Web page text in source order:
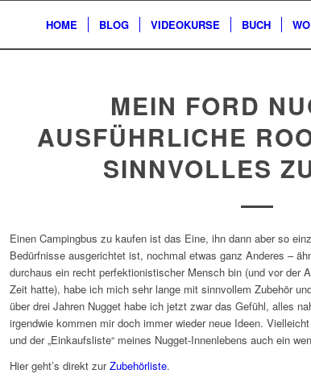
HOME BLOG VIDEOKURSE BUCH
MEIN FORD
AUSFÜHRLICHE
SINNVOLLES
Einen Campingbus zu kaufen ist das Eine, ihn dann aber so
Bedürfnisse ausgerichtet ist, nochmal etwas ganz Anderes –
durchaus ein recht perfektionistischer Mensch bin (und vor der
Zeit hatte), habe ich mich sehr lange mit sinnvollem Zubehör
über drei Jahren Nugget habe ich jetzt zwar das Gefühl, alles
irgendwie kommen mir doch immer wieder neue Ideen.
und der „Einkaufsliste“ meines Nugget-Innenlebens auch ein
Hier geht’s direkt zurZubehörliste.